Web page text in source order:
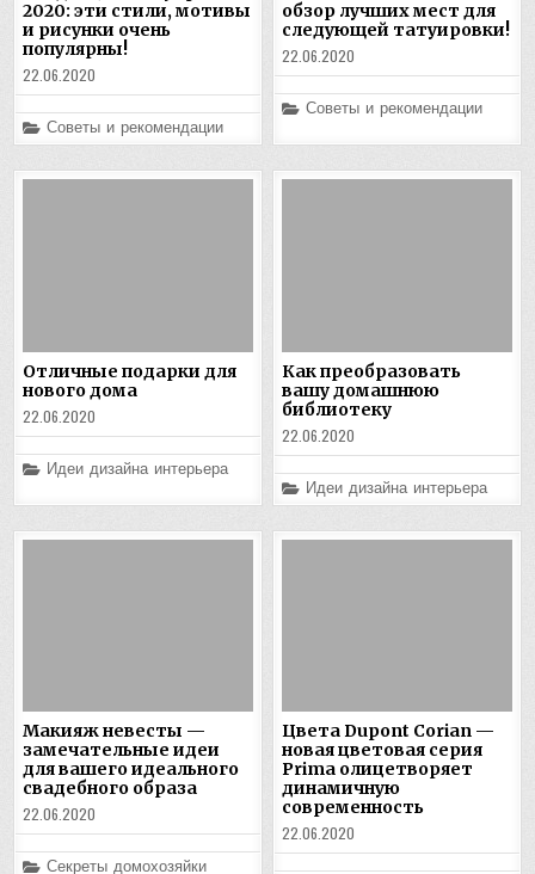
2020: эти стили, мотивы
и рисунки очень
популярны!
22.06.2020
Posted
in
Советы и рекомендации
обзор лучших мест для
следующей татуировки!
22.06.2020
Posted
Советы и рекомендации
Отличные подарки для
нового дома
22.06.2020
Posted
in
Идеи дизайна интерьера
Как преобразовать
вашу домашнюю
библиотеку
22.06.2020
Posted
in
Идеи дизайна интерьера
Макияж невесты —
замечательные идеи
для вашего идеального
свадебного образа
22.06.2020
Posted
Секреты домохозяйки
Цвета Dupont Corian —
новая цветовая серия
Prima олицетворяет
динамичную
современность
22.06.2020